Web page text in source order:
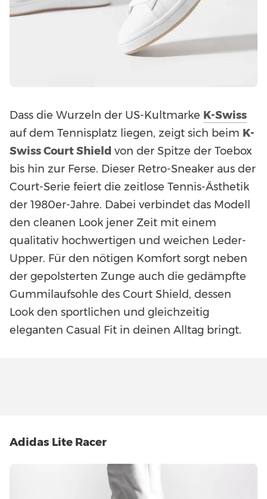
Dass die Wurzeln der US-Kultmarke K-Swiss
auf dem Tennisplatz liegen, zeigt sich beim K-
Swiss Court Shield von der Spitze der Toebox
bis hin zur Ferse. Dieser Retro-Sneaker aus der
Court-Serie feiert die zeitlose Tennis-Ästhetik
der 1980er-Jahre. Dabei verbindet das Modell
den cleanen Look jener Zeit mit einem
qualitativ hochwertigen und weichen Leder-
Upper. Für den nötigen Komfort sorgt neben
der gepolsterten Zunge auch die gedämpfte
Gummilaufsohle des Court Shield, dessen
Look den sportlichen und gleichzeitig
eleganten Casual Fit in deinen Alltag bringt.
Adidas Lite Racer